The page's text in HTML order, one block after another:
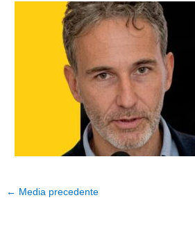
← Media precedente